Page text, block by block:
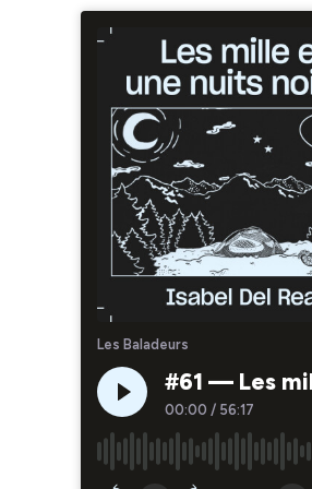
Les Baladeurs
#61 — Les
00:00 / 56:17